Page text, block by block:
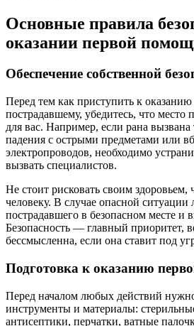
Основные правила
оказании первой
Обеспечение собственной
Перед тем как приступить к
пострадавшему, убедитесь, что место
для вас. Например, если рана вызвана
падения с острыми предметами или
электропроводов, необходимо
вызвать специалистов.
Не стоит рисковать своим
человеку. В случае опасной ситуации
пострадавшего в безопасном месте и
Безопасность — главный приоритет,
бессмысленна, если она ставит под
Подготовка к оказанию
Перед началом любых действий
инструменты и материалы:
антисептики, перчатки, ватные